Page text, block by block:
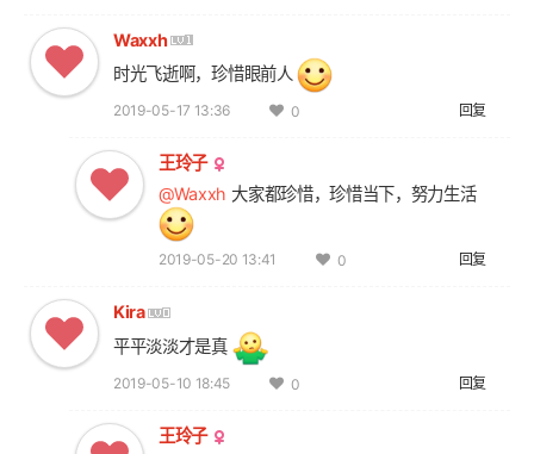
Waxxh
时光飞逝啊，珍惜眼前人
2019-05-17 13:36 回复
0
王玲子
@Waxxh 大家都珍惜，珍惜当下，努力生活
2019-05-20 13:41 回复
0
Kira
平平淡淡才是真
2019-05-10 18:45 回复
0
王玲子